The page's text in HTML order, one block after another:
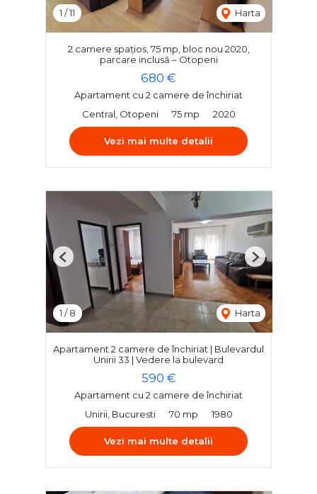
1 /11 Harta
2 camere spațios, 75 mp, bloc nou 2020,
parcare inclusă – Otopeni
680 €
Apartament cu 2 camere de închiriat
Central, Otopeni
75 mp 2020
Vezi mai multe detalii
1 /8 Harta
Previous Next
Apartament 2 camere de închiriat | Bulevardul
Unirii 33 | Vedere la bulevard
590 €
Apartament cu 2 camere de închiriat
Unirii, Bucuresti
70 mp 1980
Vezi mai multe detalii